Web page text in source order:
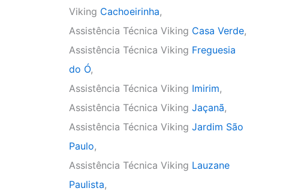
Viking Cachoeirinha,
Assistência Técnica Viking Casa Verde,
Assistência Técnica Viking Freguesia
do Ó,
Assistência Técnica Viking Imirim,
Assistência Técnica Viking Jaçanã,
Assistência Técnica Viking Jardim São
Paulo,
Assistência Técnica Viking Lauzane
Paulista,